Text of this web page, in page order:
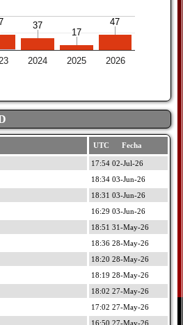
2024 2025 2026
37
37
17
17
47
47
UTC Fecha
17:54 02-Jul-26
18:34 03-Jun-26
18:31 03-Jun-26
16:29 03-Jun-26
18:51 31-May-26
18:36 28-May-26
18:20 28-May-26
18:19 28-May-26
18:02 27-May-26
17:02 27-May-26
16:50 27-May-26